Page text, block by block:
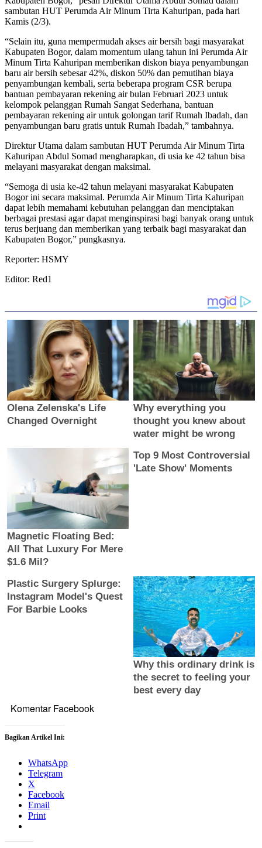
sambutan HUT Perumda Air Minum Tirta Kahuripan, pada hari
Kamis (2/3).
“Selain itu, guna mempermudah akses air bersih bagi masyarakat
Kabupaten Bogor, dalam momentum ulang tahun ini Perumda Air
Minum Tirta Kahuripan memberikan diskon biaya penyambungan
baru air bersih sebesar 42%, diskon 50% dan pemutihan biaya
penyambungan kembali, serta beberapa program CSR berupa
bantuan pembayaran rekening air bulan Februari 2023 untuk
kelompok pelanggan Rumah Sangat Sederhana, bantuan
pembayaran rekening air untuk golongan tarif Rumah Ibadah, dan
penyambungan baru gratis untuk Rumah Ibadah,” tambahnya.
Direktur Utama dalam sambutan HUT Perumda Air Minum Tirta
Kahuripan Abdul Somad mengharapkan, di usia ke 42 tahun bisa
melayani masyarakat dengan maksimal.
“Semoga di usia ke-42 tahun melayani masyarakat Kabupaten
Bogor ini secara maksimal. Perumda Air Minum Tirta Kahuripan
dapat lebih memahami kebutuhan pelanggan dan menciptakan
berbagai prestasi agar dapat menginspirasi bagi banyak orang untuk
terus berjuang dan memberikan yang terbaik bagi masyarakat dan
Kabupaten Bogor,” pungkasnya.
Reporter: HSMY
Editor: Red1
Komentar Facebook
Bagikan Artikel Ini:
WhatsApp
Telegram
X
Facebook
Email
Print